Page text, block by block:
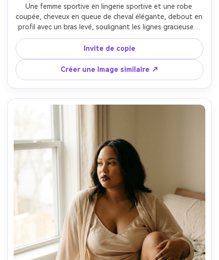
Une femme sportive en lingerie sportive et une robe
coupée, cheveux en queue de cheval élégante, debout en
profil avec un bras levé, soulignant les lignes gracieuses,
éclairage studio contrôlé avec touche souple et jante
douce, Sony A1, 70-200mm à 135mm f/2.8, corps complet
4:5 avec espace négatif, humeur confiante, reflets et
ombres réalistes, mise au point nette-AR 4:5
Invite de copie
Créer une Image similaire ↗